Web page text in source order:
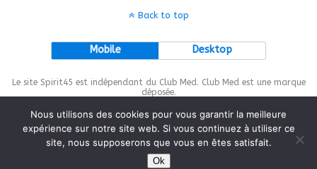
Back to top
Mobile Desktop
Le site Spirit45 est indépendant du Club Med. Club Med est une marque
déposée.
This site is protected bywp-copyrightpro.com
Nous utilisons des cookies pour vous garantir la meilleure
expérience sur notre site web. Si vous continuez à utiliser ce
site, nous supposerons que vous en êtes satisfait.
Ok